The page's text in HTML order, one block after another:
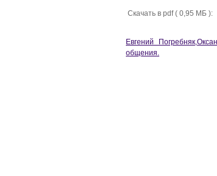
Скачать в pdf ( 0,95 МБ ):
Евгений
общения.